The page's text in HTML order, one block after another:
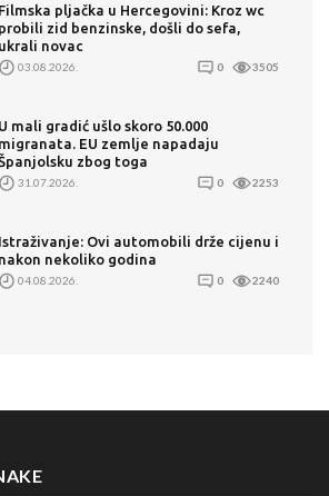
Filmska pljačka u Hercegovini: Kroz wc
probili zid benzinske, došli do sefa,
ukrali novac
03.08.2026. 0 3505
U mali gradić ušlo skoro 50.000
migranata. EU zemlje napadaju
zbog toga
31.07.2026. 0 2253
Istraživanje: Ovi automobili drže cijenu i
nakon nekoliko godina
04.08.2026. 0 2240